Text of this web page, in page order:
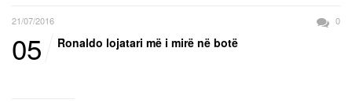
21/07/2016 0
05 Ronaldo lojatari më i mirë në botë